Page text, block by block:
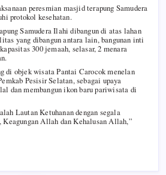
peresmian masjid terapung Samudera
protokol kesehatan.
Samudera Ilahi dibangun di atas lahan
yang dibangun antara lain, bangunan inti
300 jemaah, selasar, 2 menara
di objek wisata Pantai Carocok menelan
Pesisir Selatan, sebagai upaya
dan membangun ikon baru pariwisata di
Lautan Ketuhanan dengan segala
Allah dan Kehalusan Allah,”